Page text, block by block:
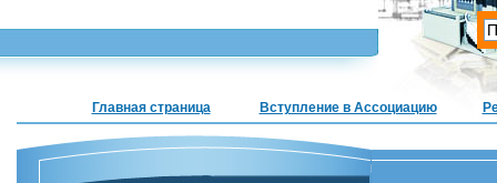
Главная страница Вступление в Ассоциацию